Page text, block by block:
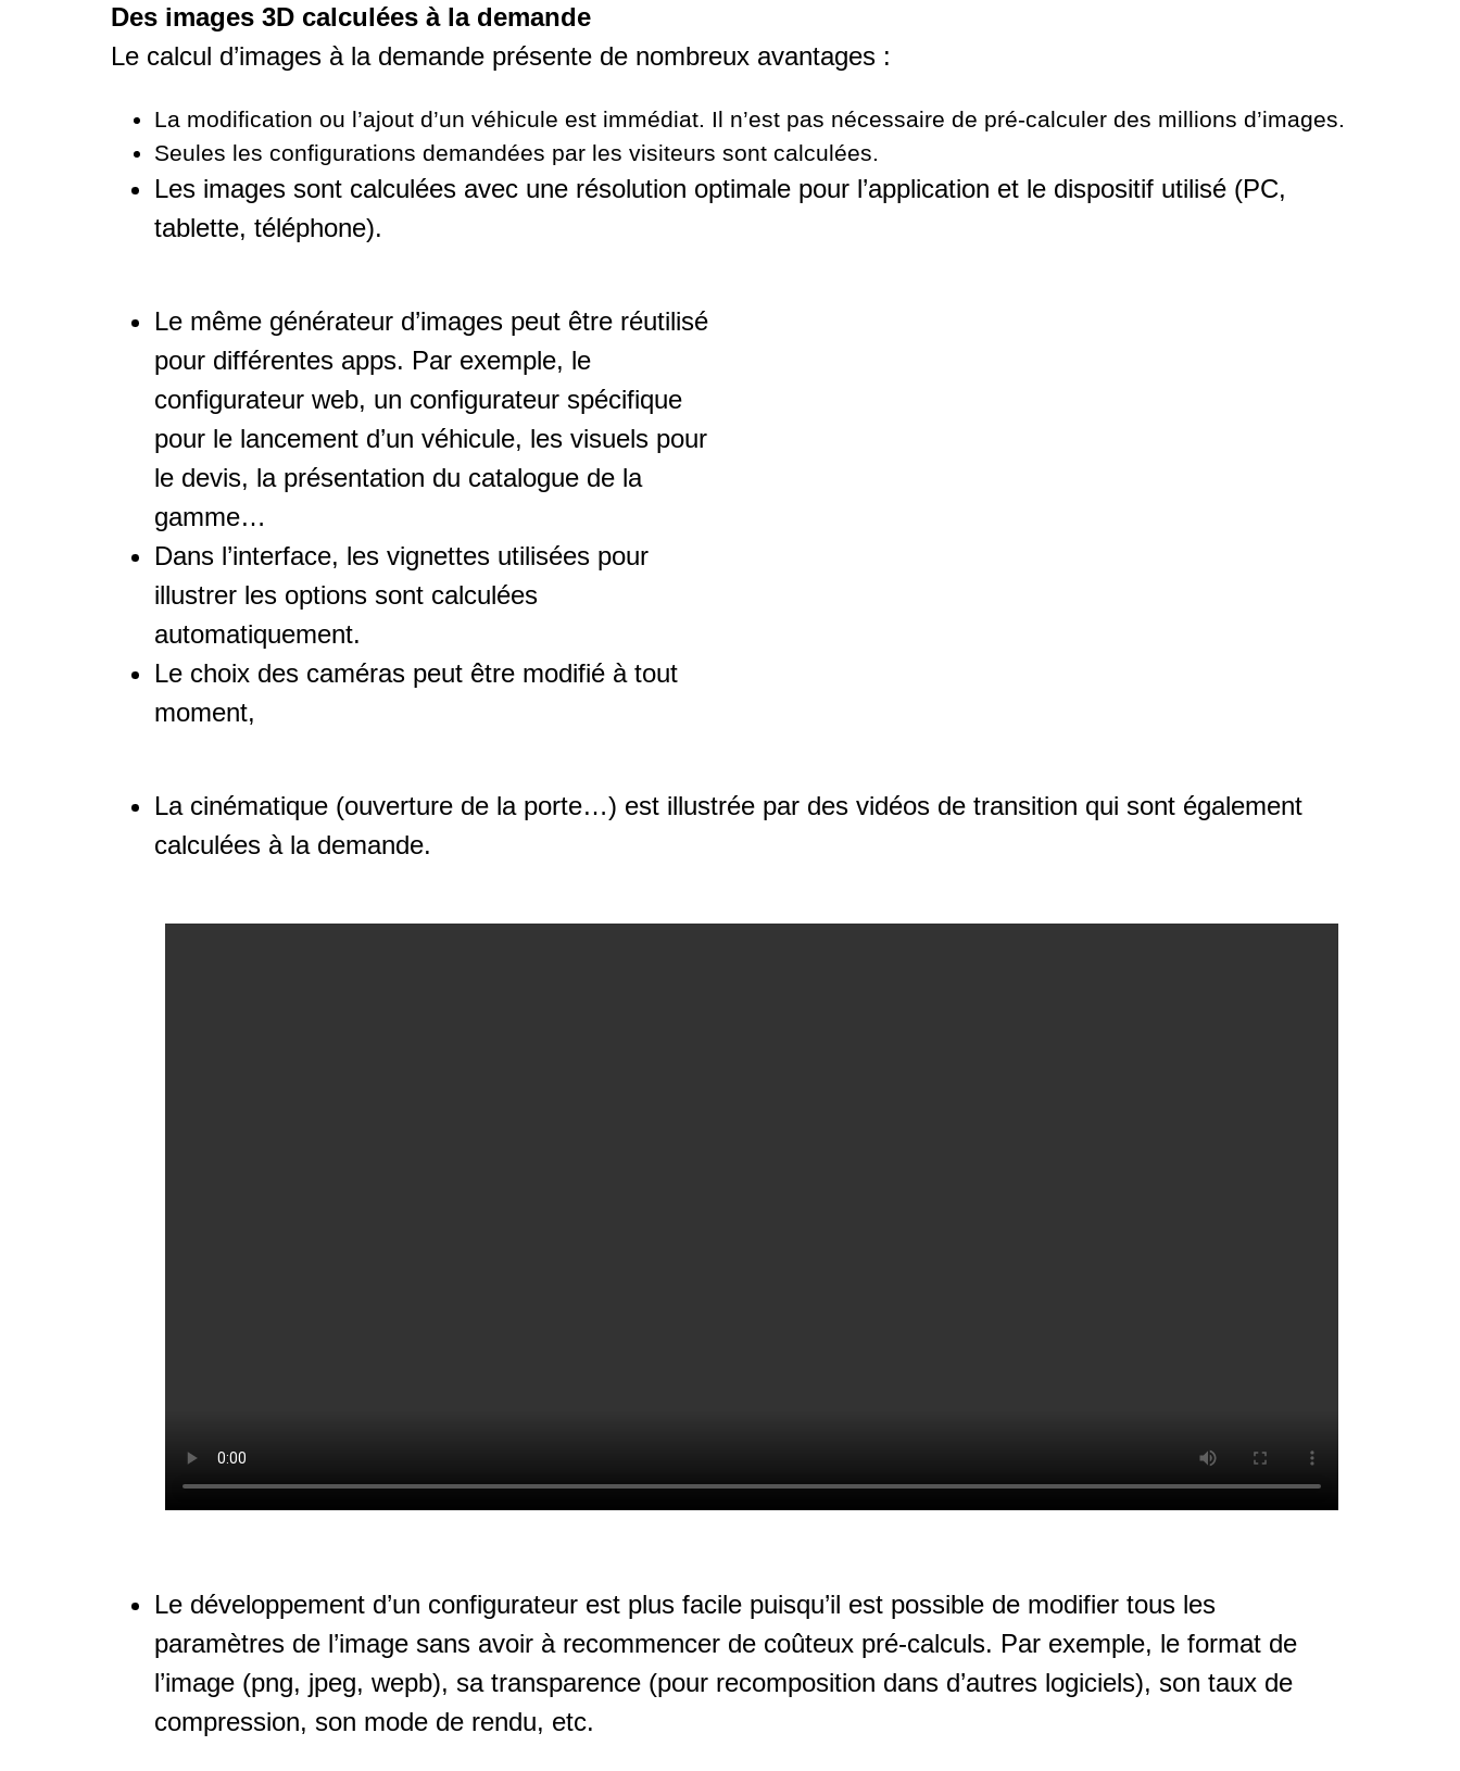
Des images 3D calculées à la demande
Le calcul d’images à la demande présente de nombreux avantages :
La modification ou l’ajout d’un véhicule est immédiat. Il n’est pas nécessaire de pré-calculer des millions d’images.
Seules les configurations demandées par les visiteurs sont calculées.
Les images sont calculées avec une résolution optimale pour l’application et le dispositif utilisé (PC,
tablette, téléphone).
Le même générateur d’images peut être réutilisé
pour différentes apps. Par exemple, le
configurateur web, un configurateur spécifique
pour le lancement d’un véhicule, les visuels pour
le devis, la présentation du catalogue de la
gamme…
Dans l’interface, les vignettes utilisées pour
illustrer les options sont calculées
automatiquement.
Le choix des caméras peut être modifié à tout
moment,
La cinématique (ouverture de la porte…) est illustrée par des vidéos de transition qui sont également
calculées à la demande.
Le développement d’un configurateur est plus facile puisqu’il est possible de modifier tous les
paramètres de l’image sans avoir à recommencer de coûteux pré-calculs. Par exemple, le format de
l’image (png, jpeg, wepb), sa transparence (pour recomposition dans d’autres logiciels), son taux de
compression, son mode de rendu, etc.